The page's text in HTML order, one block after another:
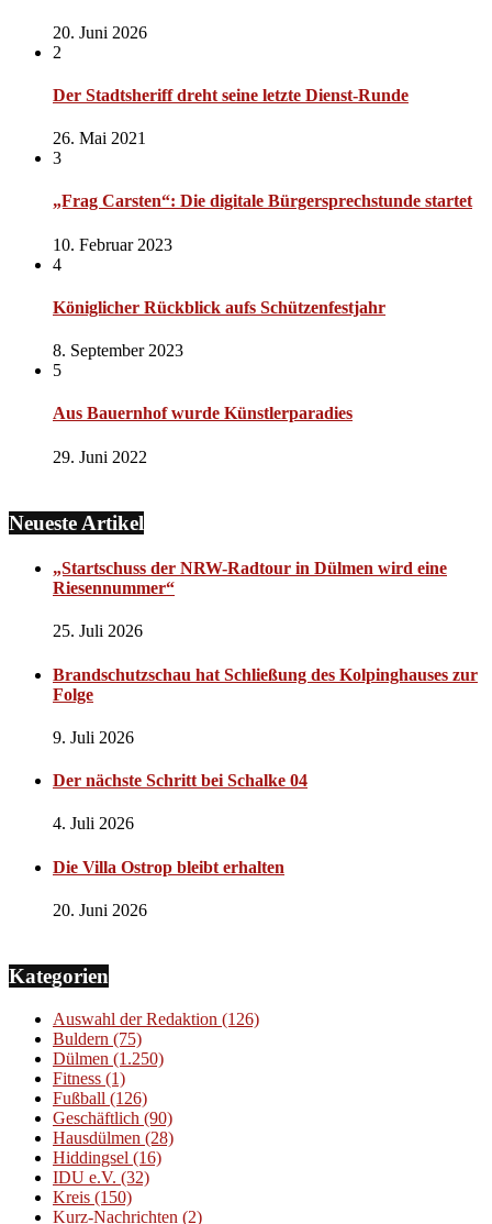
20. Juni 2026
2
Der Stadtsheriff dreht seine letzte Dienst-Runde
26. Mai 2021
3
„Frag Carsten“: Die digitale Bürgersprechstunde startet
10. Februar 2023
4
Königlicher Rückblick aufs Schützenfestjahr
8. September 2023
5
Aus Bauernhof wurde Künstlerparadies
29. Juni 2022
Neueste Artikel
„Startschuss der NRW-Radtour in Dülmen wird eine
Riesennummer“
25. Juli 2026
Brandschutzschau hat Schließung des Kolpinghauses zur
Folge
9. Juli 2026
Der nächste Schritt bei Schalke 04
4. Juli 2026
Die Villa Ostrop bleibt erhalten
20. Juni 2026
Kategorien
Auswahl der Redaktion (126)
Buldern (75)
Dülmen (1.250)
Fitness (1)
Fußball (126)
Geschäftlich (90)
Hausdülmen (28)
Hiddingsel (16)
IDU e.V. (32)
Kreis (150)
Kurz-Nachrichten (2)